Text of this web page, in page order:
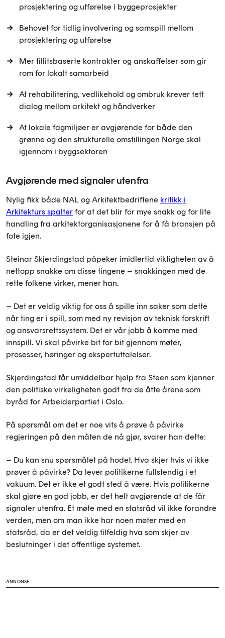
prosjektering og utførelse i byggeprosjekter
Behovet for tidlig involvering og samspill mellom
prosjektering og utførelse
Mer tillitsbaserte kontrakter og anskaffelser som gir
rom for lokalt samarbeid
At rehabilitering, vedlikehold og ombruk krever tett
dialog mellom arkitekt og håndverker
At lokale fagmiljøer er avgjørende for både den
grønne og den strukturelle omstillingen Norge skal
igjennom i byggsektoren
Avgjørende med signaler utenfra
Nylig fikk både NAL og Arkitektbedriftene kritikk i
Arkitekturs spalter for at det blir for mye snakk og for lite
handling fra arkitektorganisasjonene for å få bransjen på
fote igjen.
Steinar Skjerdingstad påpeker imidlertid viktigheten av å
nettopp snakke om disse tingene – snakkingen med de
rette folkene virker, mener han.
– Det er veldig viktig for oss å spille inn saker som dette
når ting er i spill, som med ny revisjon av teknisk forskrift
og ansvarsrettssystem. Det er vår jobb å komme med
innspill. Vi skal påvirke bit for bit gjennom møter,
prosesser, høringer og ekspertuttalelser.
Skjerdingstad får umiddelbar hjelp fra Steen som kjenner
den politiske virkeligheten godt fra de åtte årene som
byråd for Arbeiderpartiet i Oslo.
På spørsmål om det er noe vits å prøve å påvirke
regjeringen på den måten de nå gjør, svarer han dette:
– Du kan snu spørsmålet på hodet. Hva skjer hvis vi ikke
prøver å påvirke? Da lever politikerne fullstendig i et
vakuum. Det er ikke et godt sted å være. Hvis politikerne
skal gjøre en god jobb, er det helt avgjørende at de får
signaler utenfra. Et møte med en statsråd vil ikke forandre
verden, men om man ikke har noen møter med en
statsråd, da er det veldig tilfeldig hva som skjer av
beslutninger i det offentlige systemet.
ANNONSE